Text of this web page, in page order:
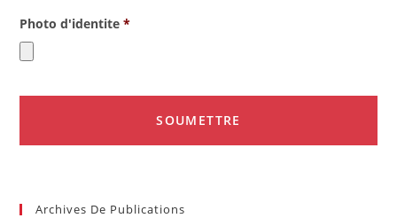
Photo d'identite *
Archives De Publications